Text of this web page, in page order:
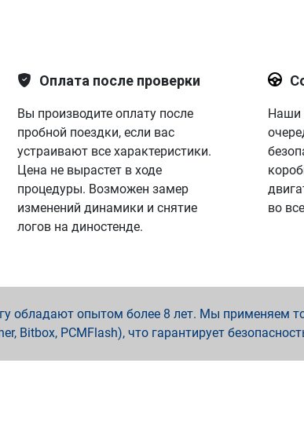
Оплата после проверки
Вы производите оплату после
пробной поездки, если вас
устраивают все характеристики.
Цена не вырастет в ходе
процедуры. Возможен замер
изменений динамики и снятие
логов на диностенде.
Наши
во
обладают опытом более 8 лет. Мы применяем
Bitbox, PCMFlash), что гарантирует